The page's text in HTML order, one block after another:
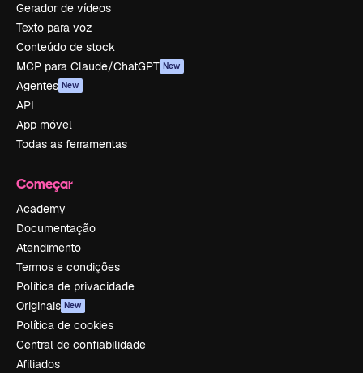
Gerador de vídeos
Texto para voz
Conteúdo de stock
MCP para Claude/ChatGPT New
Agentes New
API
App móvel
Todas as ferramentas
Começar
Academy
Documentação
Atendimento
Termos e condições
Política de privacidade
Originais New
Política de cookies
Central de confiabilidade
Afiliados